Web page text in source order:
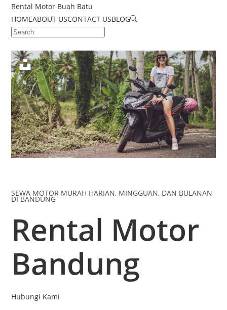
Rental Motor Buah Batu
HOMEABOUT USCONTACT USBLOG
SEWA MOTOR MURAH HARIAN, MINGGUAN, DAN BULANAN
DI BANDUNG
Rental Motor
Bandung
Hubungi Kami